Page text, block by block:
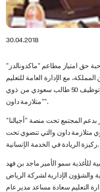
30.04.2018
حق امتياز مطاعم "ماكدونالدز"
مع الإدارة العامة للتعليم
بمنطقة الرياض مذكرة تفاهم لتدريب وتوظيف 50 طالب سعودي من ذوي
"متلازمة داون".
بدعم المجتمع تحت منصة "أجيالنا"
متلازمة داون والتي تنضوي تحت
ركيزة الريادة في الخدمة الإنسانية.
للأغذية سمو الأمير ماجد بن فهد
والشؤون الإدارية لشركة الرياض
التعليم سعادة مساعد مدير عام